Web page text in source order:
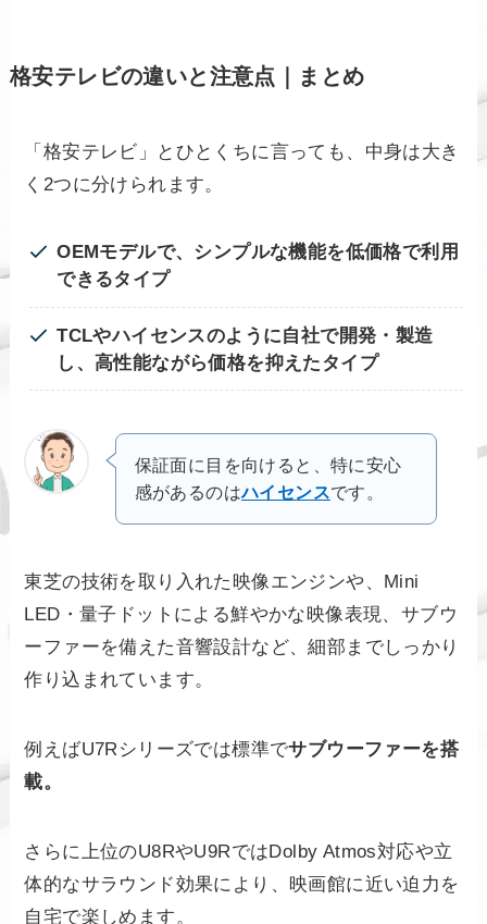
格安テレビの違いと注意点｜まとめ
「格安テレビ」とひとくちに言っても、中身は大き
く2つに分けられます。
OEMモデルで、シンプルな機能を低価格で利用
できるタイプ
TCLやハイセンスのように自社で開発・製造
し、高性能ながら価格を抑えたタイプ
保証面に目を向けると、特に安心
感があるのはハイセンスです。
東芝の技術を取り入れた映像エンジンや、Mini
LED・量子ドットによる鮮やかな映像表現、サブウ
ーファーを備えた音響設計など、細部までしっかり
作り込まれています。
例えばU7Rシリーズでは標準でサブウーファーを搭
載。
さらに上位のU8RやU9RではDolby Atmos対応や立
体的なサラウンド効果により、映画館に近い迫力を
自宅で楽しめます。